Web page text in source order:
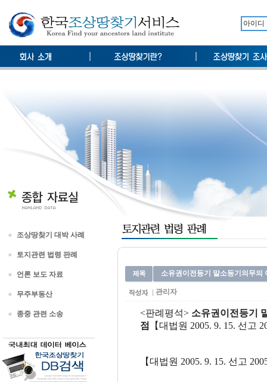
조상땅찾기 대박 사례
토지관련 법령 판례
언론 보도 자료
무주부동산
종중 관련 소송
소유권이전등기 말소등기의무의
관리자
<판례평석>소유권이전등기
점
【대법원 2005. 9. 15. 선고
【대법원 2005. 9. 15. 선고